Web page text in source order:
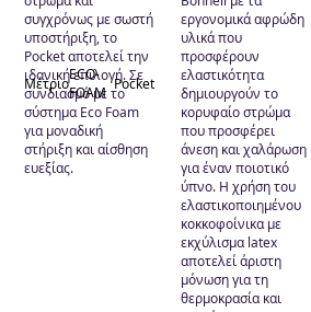
συγχρόνως με σωστή
υποστήριξη, το
Pocket αποτελεί την
ιδανική επιλογή. Σε
συνδιασμό με το
σύστημα Eco Foam
για μοναδική
στήριξη και αίσθηση
ευεξίας.
ΜέτριοECO-
FOAM Pocket
εργονομικά αφρώδη
υλικά που
προσφέρουν
ελαστικότητα
δημιουργούν το
κορυφαίο στρώμα
που προσφέρει
άνεση και χαλάρωση
για έναν ποιοτικό
ύπνο. Η χρήση του
ελαστικοποιημένου
κοκκοφοίνικα με
εκχύλισμα latex
αποτελεί άριστη
μόνωση για τη
θερμοκρασία και